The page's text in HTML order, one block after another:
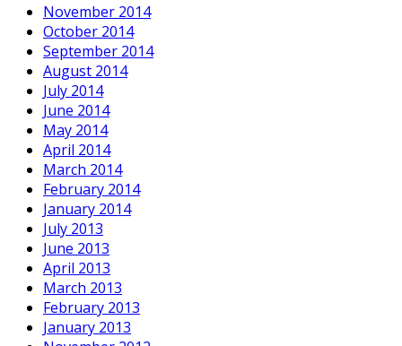
November 2014
October 2014
September 2014
August 2014
July 2014
June 2014
May 2014
April 2014
March 2014
February 2014
January 2014
July 2013
June 2013
April 2013
March 2013
February 2013
January 2013